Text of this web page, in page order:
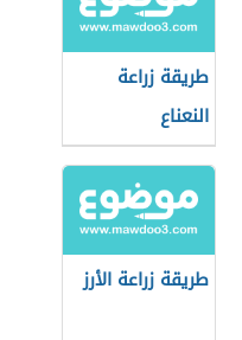
طريقة زراعة
النعناع
طريقة زراعة الأرز